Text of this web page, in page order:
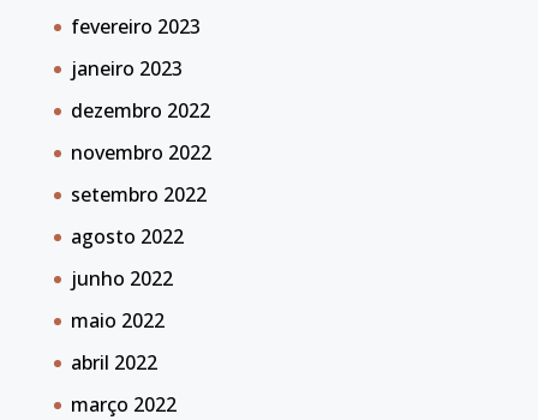
fevereiro 2023
janeiro 2023
dezembro 2022
novembro 2022
setembro 2022
agosto 2022
junho 2022
maio 2022
abril 2022
março 2022